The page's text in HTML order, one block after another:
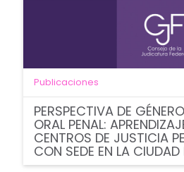
Publicaciones
PERSPECTIVA DE
ORAL PENAL:
CENTROS DE JUSTICIA
CON SEDE EN LA